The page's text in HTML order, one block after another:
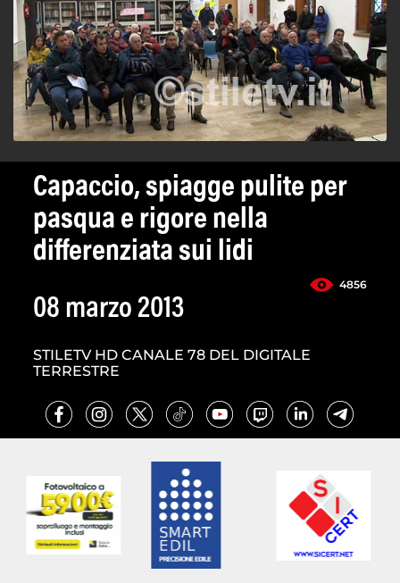
Capaccio, spiagge pulite per
pasqua e rigore nella
differenziata sui lidi
4856
08 marzo 2013
STILETV HD CANALE 78 DEL DIGITALE
TERRESTRE